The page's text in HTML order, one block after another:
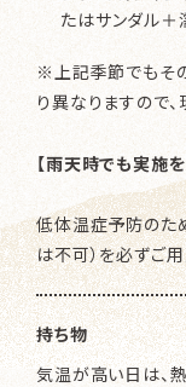
たはサンダル＋
※上記季節でもそ
り異なりますので
【雨天時でも実施
低体温症予防のた
は不可）を必ずご用
持ち物
気温が高い日は、